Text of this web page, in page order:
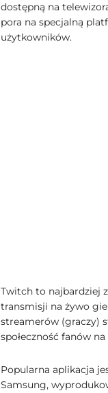
dostępną na
pora na specjalną
użytkowników.
Twitch to najbardziej
transmisji na żywo
streamerów (graczy)
społeczność fanów
Popularna aplikacja
Samsung,